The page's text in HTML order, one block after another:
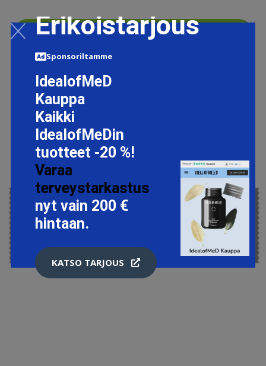
LISÄTIETOJA
Erikoistarjous
Sponsoriltamme
IdealofMeD
Kauppa
Kaikki
IdealofMeDin
tuotteet -20 %!
Varaa
terveystarkastus
nyt vain 200 €
hintaan.
KATSO TARJOUS